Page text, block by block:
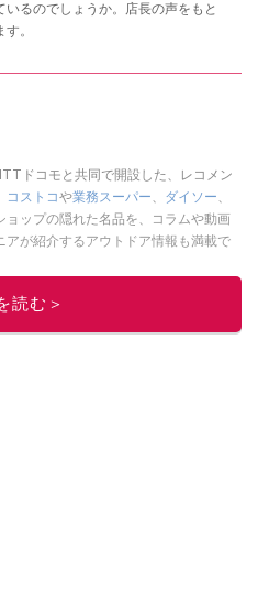
るのでしょうか。店長の声をもと
。
ドコモと共同で開設した、レコメン
コストコや業務スーパー、 ダイソー、
ョップの隠れた名品を、コラムや動画
が紹介するアウトドア情報も満載で
をお届けしているので、ぜひ
読む＞